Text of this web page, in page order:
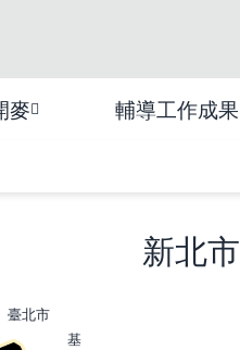
麥 輔導工作成果
基
臺北市
新北市